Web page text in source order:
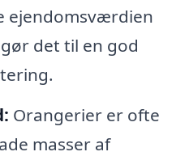
ejendomsværdien
det til en god
Orangerier er ofte
masser af